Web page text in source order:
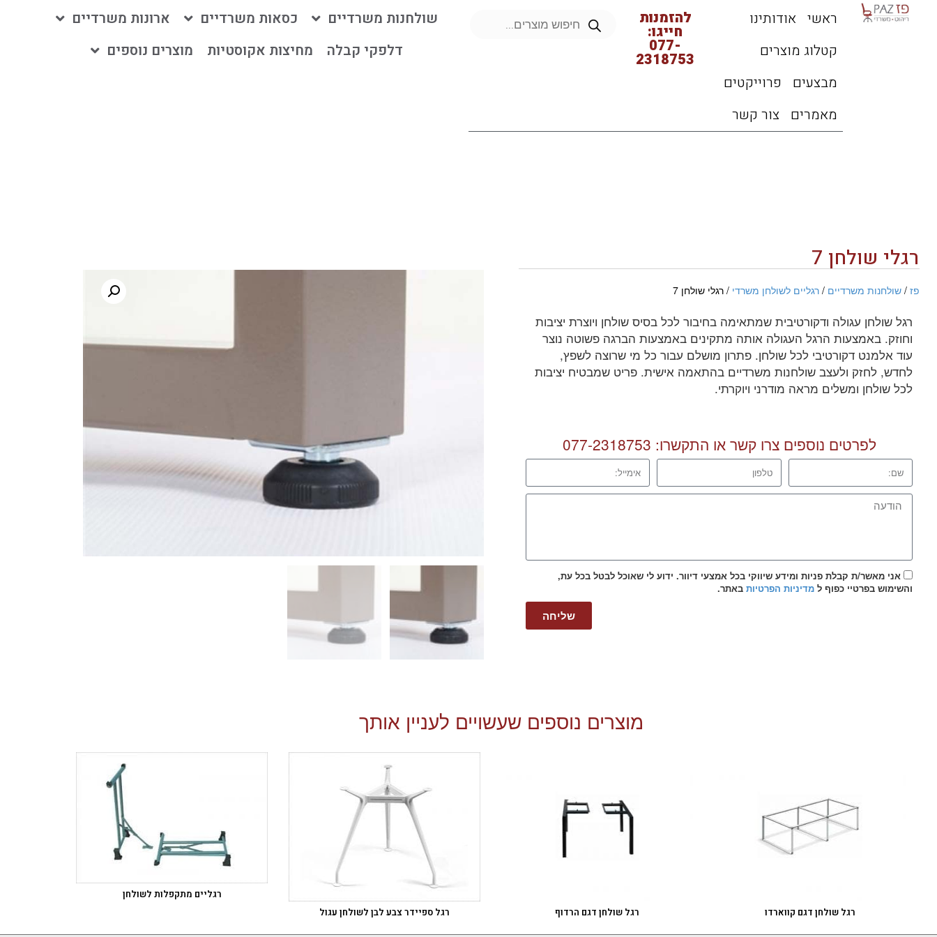
ראשי אודותינו
קטלוג מוצרים
מבצעים
פרוייקטים
מאמרים צור קשר
להזמנות
חייגו:
077-
2318753
שולחנות משרדיים כסאות משרדיים
ארונות משרדיים
דלפקי קבלה
מחיצות אקוסטיות מוצרים נוספים
רגלי שולחן 7
פז / שולחנות משרדיים / רגליים לשולחן משרדי / רגלי שולחן 7
רגל שולחן עגולה ודקורטיבית שמתאימה בחיבור לכל בסיס שולחן ויוצרת יציבות
וחוזק. באמצעות הרגל העגולה אותה מתקינים באמצעות הברגה פשוטה נוצר
עוד אלמנט דקורטיבי לכל שולחן. פתרון מושלם עבור כל מי שרוצה לשפץ,
לחדש, לחזק ולעצב שולחנות משרדיים בהתאמה אישית. פריט שמבטיח יציבות
לכל שולחן ומשלים מראה מודרני ויוקרתי.
לפרטים נוספים צרו קשר או התקשרו: 077-2318753
אני מאשר/ת קבלת פניות ומידע שיווקי בכל אמצעי דיוור. ידוע לי שאוכל לבטל בכל עת,
והשימוש בפרטיי כפוף ל מדיניות הפרטיות באתר.
שליחה
מוצרים נוספים שעשויים לעניין אותך
רגל שולחן דגם קווארדו רגל שולחן דגם הרדוף רגל ספיידר צבע לבן לשולחן עגול
רגליים מתקפלות לשולחן